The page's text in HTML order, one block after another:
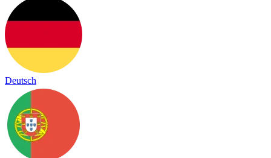
Deutsch